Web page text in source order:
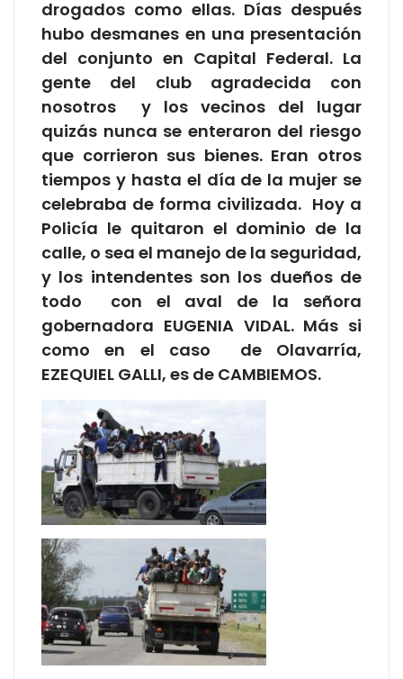
drogados como ellas. Días después
hubo desmanes en una presentación
del conjunto en Capital Federal. La
gente del club agradecida con
nosotros y los vecinos del lugar
quizás nunca se enteraron del riesgo
que corrieron sus bienes. Eran otros
tiempos y hasta el día de la mujer se
celebraba de forma civilizada. Hoy a
Policía le quitaron el dominio de la
calle, o sea el manejo de la seguridad,
y los intendentes son los dueños de
todo con el aval de la señora
gobernadora EUGENIA VIDAL. Más si
como en el caso de Olavarría,
EZEQUIEL GALLI, es de CAMBIEMOS.